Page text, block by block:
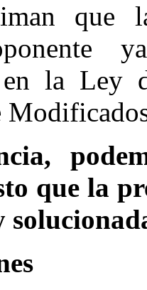
que
en la Ley
que la